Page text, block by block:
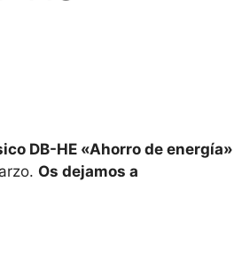
DB-HE «Ahorro de energía»
Os dejamos a